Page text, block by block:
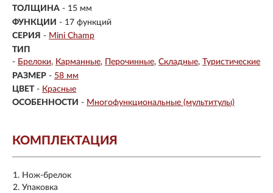
ТОЛЩИНА - 15 мм
ФУНКЦИИ - 17 функций
СЕРИЯ - Mini Champ
ТИП
- Брелоки Карманные Перочинные Складные Туристические
РАЗМЕР - 58 мм
ЦВЕТ - Красные
ОСОБЕННОСТИ - Многофункциональные (мультитулы)
КОМПЛЕКТАЦИЯ
Нож-брелок
Упаковка